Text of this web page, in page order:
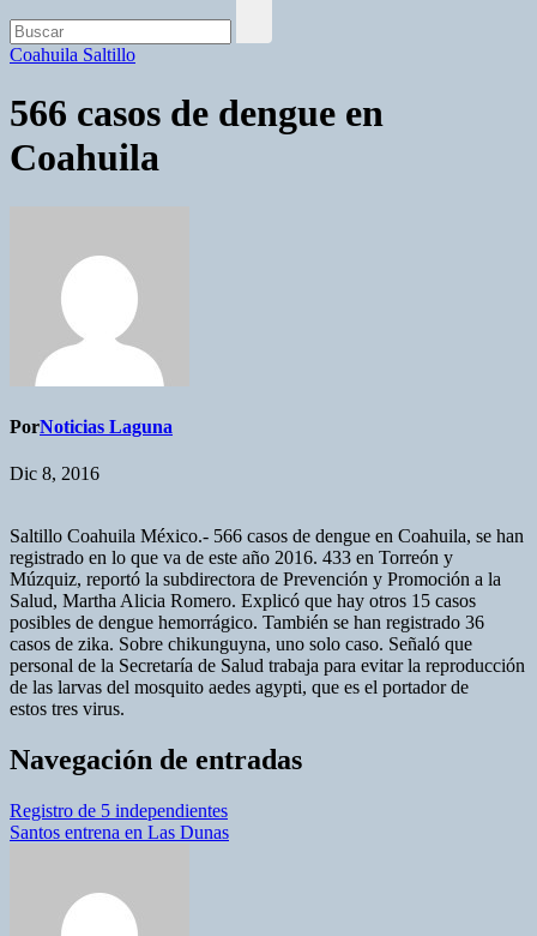
Coahuila Saltillo
566 casos de dengue en
Coahuila
PorNoticias Laguna
Dic 8, 2016
Saltillo Coahuila México.- 566 casos de dengue en Coahuila, se han
registrado en lo que va de este año 2016. 433 en Torreón y
Múzquiz, reportó la subdirectora de Prevención y Promoción a la
Salud, Martha Alicia Romero. Explicó que hay otros 15 casos
posibles de dengue hemorrágico. También se han registrado 36
casos de zika. Sobre chikunguyna, uno solo caso. Señaló que
personal de la Secretaría de Salud trabaja para evitar la reproducción
de las larvas del mosquito aedes agypti, que es el portador de
estos tres virus.
Navegación de entradas
Registro de 5 independientes
Santos entrena en Las Dunas